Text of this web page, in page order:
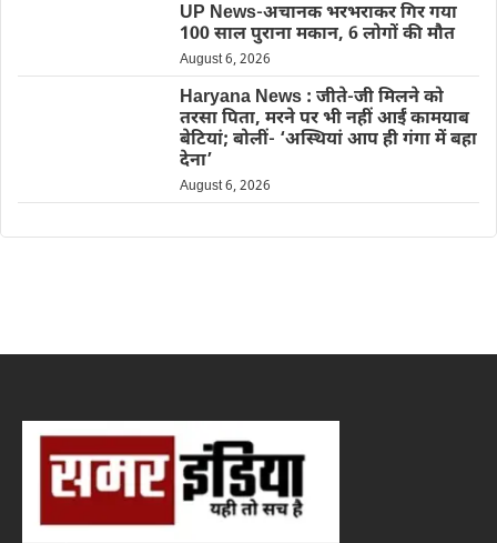
UP News-अचानक भरभराकर गिर गया
100 साल पुराना मकान, 6 लोगों की मौत
August 6, 2026
Haryana News : जीते-जी मिलने को
तरसा पिता, मरने पर भी नहीं आईं कामयाब
बेटियां; बोलीं- ‘अस्थियां आप ही गंगा में बहा
देना’
August 6, 2026